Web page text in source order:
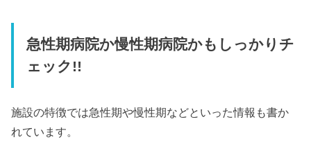
急性期病院か慢性期病院かもしっかりチ
ェック!!
施設の特徴では急性期や慢性期などといった情報も書か
れています。